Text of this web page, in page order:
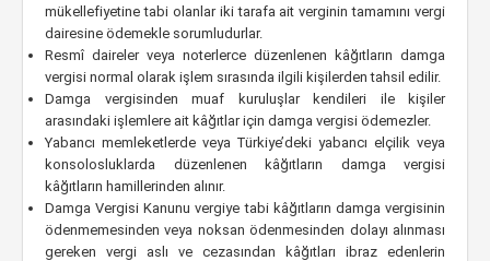
mükellefiyetine tabi olanlar iki tarafa ait verginin tamamını vergi
dairesine ödemekle sorumludurlar.
Resmî daireler veya noterlerce düzenlenen kâğıtların damga
vergisi normal olarak işlem sırasında ilgili kişilerden tahsil edilir.
Damga vergisinden muaf kuruluşlar kendileri ile kişiler
arasındaki işlemlere ait kâğıtlar için damga vergisi ödemezler.
Yabancı memleketlerde veya Türkiye’deki yabancı elçilik veya
konsolosluklarda düzenlenen kâğıtların damga vergisi
kâğıtların hamillerinden alınır.
Damga Vergisi Kanunu vergiye tabi kâğıtların damga vergisinin
ödenmemesinden veya noksan ödenmesinden dolayı alınması
gereken vergi aslı ve cezasından kâğıtları ibraz edenlerin